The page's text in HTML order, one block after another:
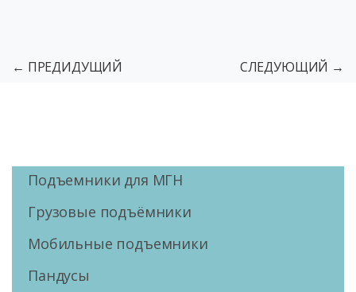
← ПРЕДИДУЩИЙ СЛЕДУЮЩИЙ →
Подъемники для МГН
Грузовые подъёмники
Мобильные подъемники
Пандусы